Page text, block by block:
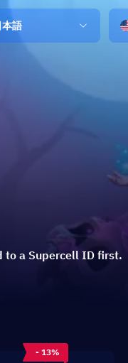
本語
to a Supercell ID first.
- 13%